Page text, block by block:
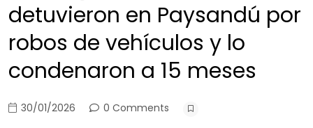
detuvieron en Paysandú por
robos de vehículos y lo
condenaron a 15 meses
30/01/2026 0 Comments